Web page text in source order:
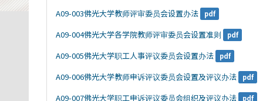
A09-003佛光大学教师评审委员会设置办法 pdf
A09-004佛光大学各学院教师评审委员会设置准则 pdf
A09-005佛光大学职工人事评议委员会设置办法 pdf
A09-006佛光大学教师申诉评议委员会设置及评议办法 pdf
A09-007佛光大学职工申诉评议委员会组织及评议办法 pdf